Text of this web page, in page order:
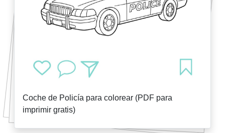
Coche de Policía para colorear (PDF para
imprimir gratis)